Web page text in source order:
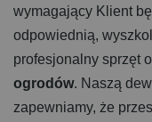
wymagający Klient
odpowiednią,
profesjonalny sprzęt
ogrodów. Naszą
zapewniamy, że